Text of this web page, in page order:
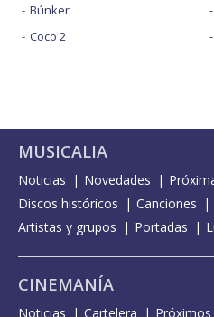
Búnker
Coco 2
MUSICALIA
Noticias Novedades
Discos históricos
Canciones
Artistas y grupos
Portadas
CINEMANÍA
Noticias Cartelera